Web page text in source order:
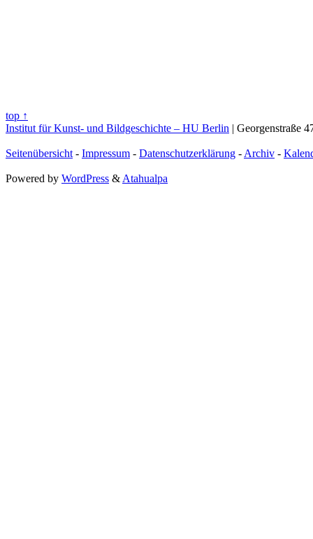
top ↑
Institut für Kunst- und Bildgeschichte – HU Berlin | Georgenstraße
Seitenübersicht - Impressum - Datenschutzerklärung - Archiv -
Powered by WordPress & Atahualpa